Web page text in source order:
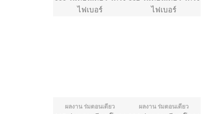
ไฟเบอร์
ไฟเบอร์
ผลงาน ร่มตอนเดียว ผลงาน ร่มตอนเดียว